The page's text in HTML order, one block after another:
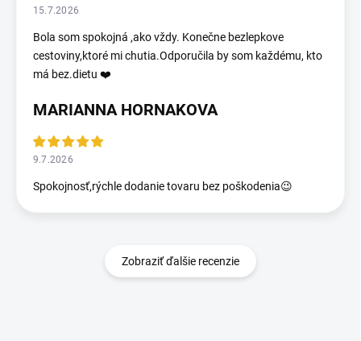
15.7.2026
Bola som spokojná ,ako vždy. Konečne bezlepkove
cestoviny,ktoré mi chutia.Odporučila by som každému, kto
má bez.dietu ❤️
MARIANNA HORNAKOVA
9.7.2026
Spokojnosť,rýchle dodanie tovaru bez poškodenia😉
Zobraziť ďalšie recenzie